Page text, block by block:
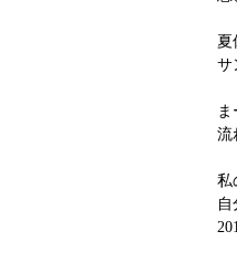
夏
サ
ま
流
私